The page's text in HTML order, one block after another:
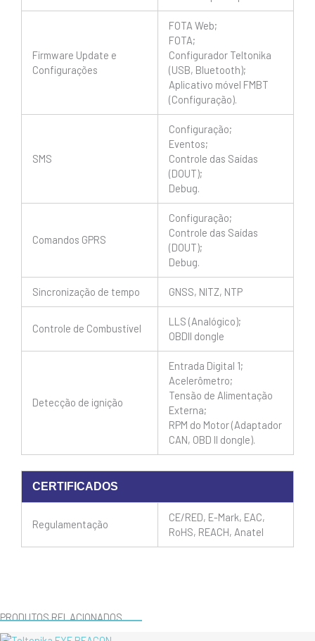
Firmware Update e
Configurações
FOTA Web;
FOTA;
Configurador Teltonika
(USB, Bluetooth);
Aplicativo móvel FMBT
(Configuração).
SMS
Configuração;
Eventos;
Controle das Saídas
(DOUT);
Debug.
Comandos GPRS
Configuração;
Controle das Saídas
(DOUT);
Debug.
Sincronização de tempo GNSS, NITZ, NTP
Controle de Combustível
LLS (Analógico);
OBDII dongle
Detecção de ignição
Entrada Digital 1;
Acelerômetro;
Tensão de Alimentação
Externa;
RPM do Motor (Adaptador
CAN, OBD II dongle).
CERTIFICADOS
Regulamentação
CE/RED, E-Mark, EAC,
RoHS, REACH, Anatel
PRODUTOS RELACIONADOS